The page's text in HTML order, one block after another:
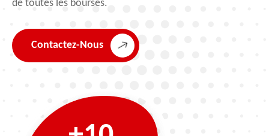
de toutes les bourses.
Contactez-Nous